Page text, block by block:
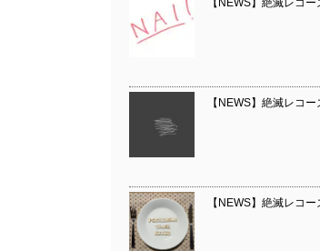
【NEWS】絶滅レコ
【NEWS】絶滅レコ